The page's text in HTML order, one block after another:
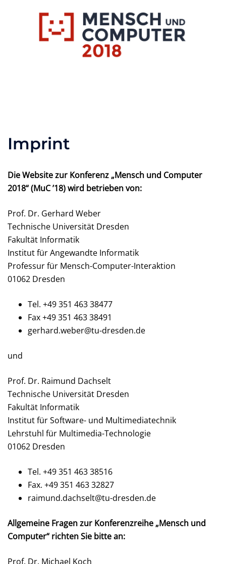
Imprint
Die Website zur Konferenz „Mensch und Computer
2018“ (MuC ’18) wird betrieben von:
Prof. Dr. Gerhard Weber
Technische Universität Dresden
Fakultät Informatik
Institut für Angewandte Informatik
Professur für Mensch-Computer-Interaktion
01062 Dresden
Tel. +49 351 463 38477
Fax +49 351 463 38491
gerhard.weber@tu-dresden.de
und
Prof. Dr. Raimund Dachselt
Technische Universität Dresden
Fakultät Informatik
Institut für Software- und Multimediatechnik
Lehrstuhl für Multimedia-Technologie
01062 Dresden
Tel. +49 351 463 38516
Fax. +49 351 463 32827
raimund.dachselt@tu-dresden.de
Allgemeine Fragen zur Konferenzreihe „Mensch und
Computer“ richten Sie bitte an:
Prof. Dr. Michael Koch